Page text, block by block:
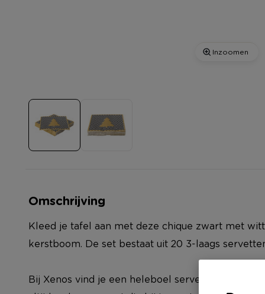
Inzoomen
Omschrijving
Kleed je tafel aan met deze chique zwart met
kerstboom. De set bestaat uit 20 3-laags
Bij Xenos vind je een heleboel servetten, in